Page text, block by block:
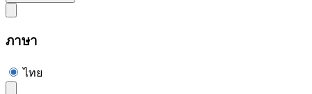
ภาษา
ไทย